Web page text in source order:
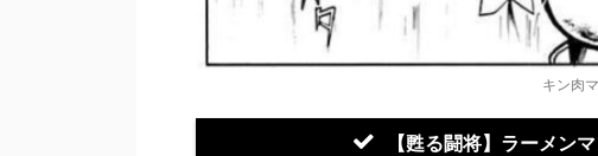
キン肉
【甦る闘将】ラーメン